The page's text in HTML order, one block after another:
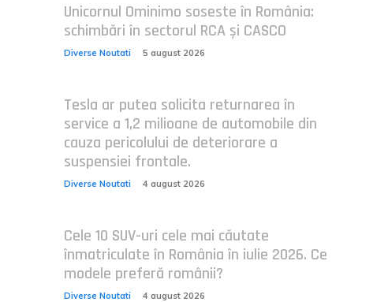
Unicornul Ominimo soseste în România:
schimbări în sectorul RCA și CASCO
Diverse Noutati 5 august 2026
Tesla ar putea solicita returnarea în
service a 1,2 milioane de automobile din
cauza pericolului de deteriorare a
suspensiei frontale.
Diverse Noutati 4 august 2026
Cele 10 SUV-uri cele mai căutate
înmatriculate în România în iulie 2026. Ce
modele preferă românii?
Diverse Noutati 4 august 2026